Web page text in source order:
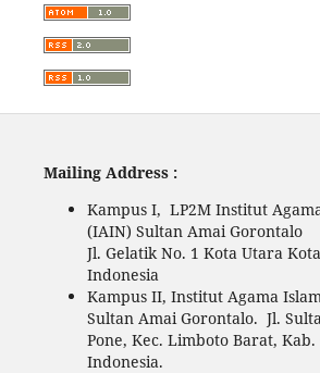
Mailing Address :
Kampus I, LP2M Institut
(IAIN) Sultan Amai Gorontalo
Jl. Gelatik No. 1 Kota Utara
Indonesia
Kampus II, Institut Agama
Sultan Amai Gorontalo. Jl.
Pone, Kec. Limboto Barat,
Indonesia.